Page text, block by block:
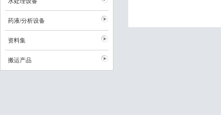
药液/分析设备
资料集
搬运产品